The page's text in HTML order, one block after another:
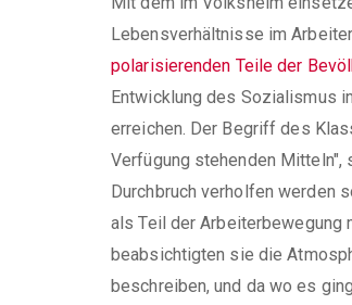
Lebensverhältnisse im
polarisierenden Teile der
Entwicklung des Sozialismus
erreichen. Der Begriff des
Verfügung stehenden
Durchbruch verholfen werden
als Teil der Arbeiterbewegung
beabsichtigten sie die
beschreiben, und da wo es